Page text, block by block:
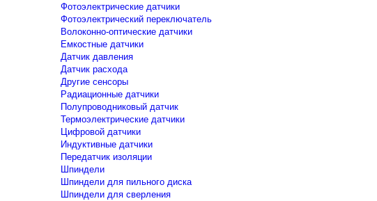
Фотоэлектрические датчики
Фотоэлектрический переключатель
Волоконно-оптические датчики
Емкостные датчики
Датчик давления
Датчик расхода
Другие сенсоры
Радиационные датчики
Полупроводниковый датчик
Термоэлектрические датчики
Цифровой датчики
Индуктивные датчики
Передатчик изоляции
Шпиндели
Шпиндели для пильного диска
Шпиндели для сверления